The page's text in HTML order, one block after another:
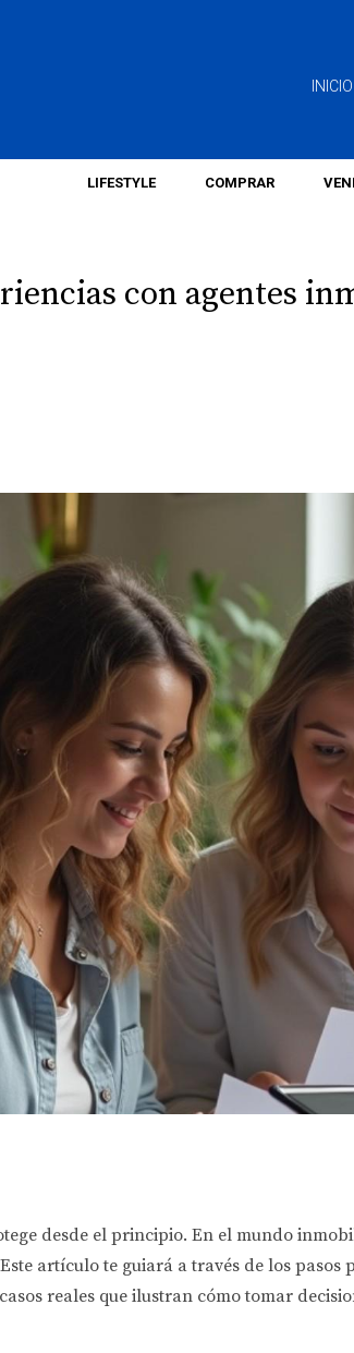
INICIO
LIFESTYLE COMPRAR
con agentes
desde el principio. En el mundo
artículo te guiará a través de los
reales que ilustran cómo tomar